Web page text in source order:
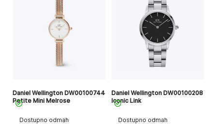
Dostupno odmah
Daniel Wellington DW00100744
Petite Mini Melrose
Dostupno odmah
Daniel Wellington DW00100208
Iconic Link